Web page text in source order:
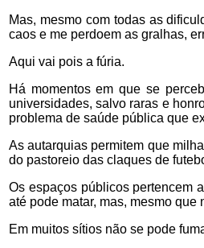
Mas, mesmo com todas as
caos e me perdoem as gralhas,
Aqui vai pois a fúria.
Há momentos em que se
universidades, salvo raras e
problema de saúde pública que
As autarquias permitem que
do pastoreio das claques de
Os espaços públicos pertencem
até pode matar, mas, mesmo
Em muitos sítios não se pode